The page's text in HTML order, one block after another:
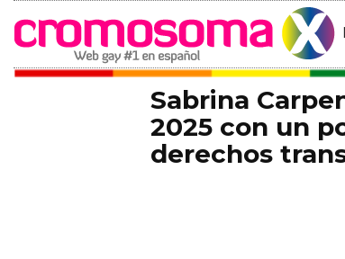
Sabrina
2025 con un
derechos